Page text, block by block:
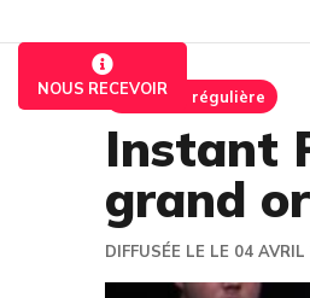
NOUS RECEVOIREmission régulière
Instant
grand
DIFFUSÉE LE LE 04